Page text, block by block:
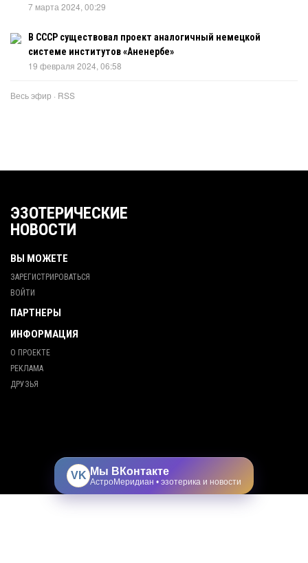
7 марта 2024, 00:29
В СССР существовал проект аналогичный немецкой
системе институтов «Аненербе»
19 февраля 2024, 06:58
Весь эфир · RSS
ЭЗОТЕРИЧЕСКИЕ
НОВОСТИ
ВЫ МОЖЕТЕ
ЗАРЕГИСТРИРОВАТЬСЯ
ВОЙТИ
ПАРТНЕРЫ
ИНФОРМАЦИЯ
О ПРОЕКТЕ
РЕКЛАМА
ДРУЗЬЯ
VK Мы ВКонтакте
АстроМеридиан • эзотерика и новости